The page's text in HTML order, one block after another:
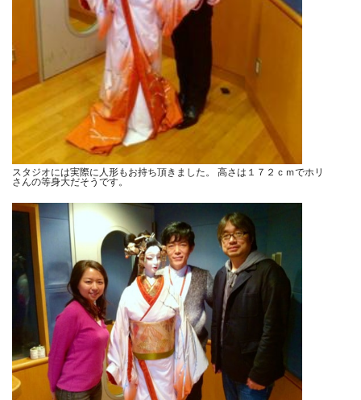
スタジオには実際に人形もお持ち頂きました。 高さは１７２ｃｍでホリ
さんの等身大だそうです。